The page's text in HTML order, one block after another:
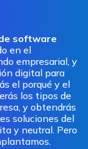
software
en el
empresarial, y
digital para
el porqué y el
los tipos de
y obtendrás
soluciones del
y neutral. Pero